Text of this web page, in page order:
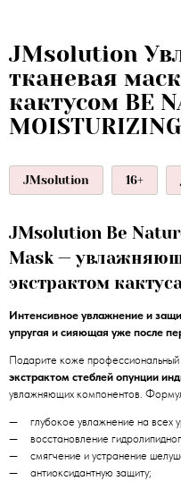
JMsolution
тканевая
кактусом BE
JMsolution 16+
JMsolution Be
Mask —
экстрактом
Интенсивное увлажнение и
упругая и сияющая уже после
Подарите коже
экстрактом стеблей опунции
увлажняющих компонентов.
глубокое увлажнение на всех
восстановление
смягчение и устранение
антиоксидантную защиту;